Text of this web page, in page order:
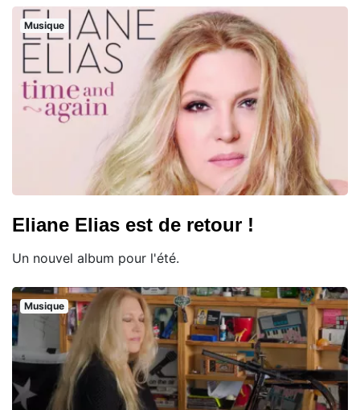
Musique
Eliane Elias est de retour !
Un nouvel album pour l'été.
Musique